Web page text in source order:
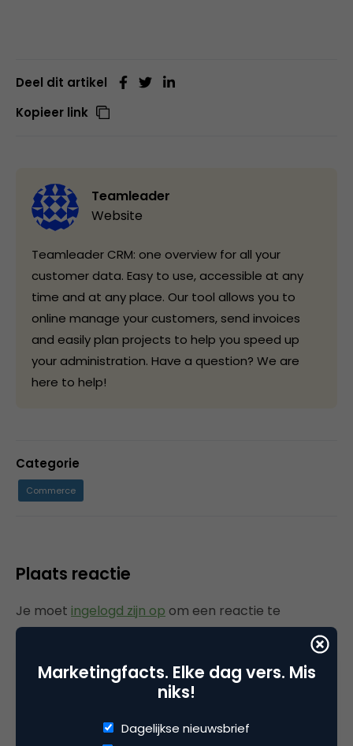
Deel dit artikel
Kopieer link
Teamleader
Website
Teamleader CRM: one overview for all your
customer data. Easy to use, accessible at any
time and at any place. Our tool allows you to
online manage your customers, send invoices
and easily plan projects to help you speed up
your administration. Have a question? We are
here to help!
Categorie
Commerce
Plaats reactie
Je moet ingelogd zijn op om een reactie te
plaatsen.
Gerelateerde artikelen
Marketingfacts. Elke dag vers. Mis
niks!
Dagelijkse nieuwsbrief